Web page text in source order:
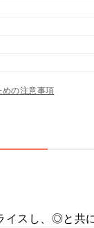
の注意事項
イスし、◎と共